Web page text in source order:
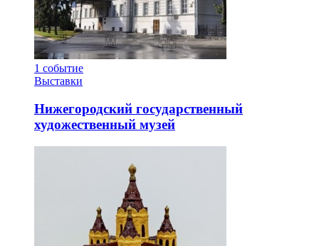
1 событие
Выставки
Нижегородский государственный
художественный музей